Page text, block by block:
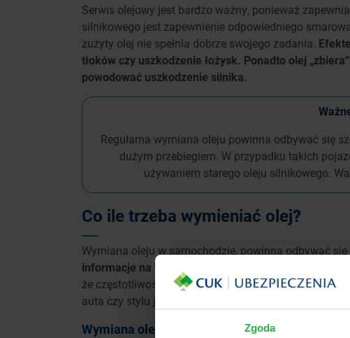
Zgoda
Serwis olejowy jest bardzo ważny, ponieważ
silnikowego jest zapewnienie odpowiedniego
zużyty olej nie spełnia dobrze swojego zadania.
tłoków czy uszkodzenie łożysk. Ponadto olej
powodować uszkodzenie silnika.
Regularna wymiana oleju powinna odbywać się
dużym przebiegiem. W przypadku takich
używaniem starego oleju silnikowego.
Co ile trzeba wymieniać olej?
Wymiana oleju w samochodzie, powinna odbywać się
informacje na ten temat znajdziesz w instrukcji
że częstotliwość wykonywania tego typu prac
auta czy stylu jazdy.
Wymiana oleju a przebieg auta